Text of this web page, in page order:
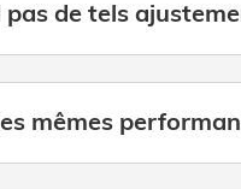
de tels
mêmes